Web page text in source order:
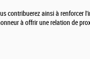
contribuerez ainsi à renforcer
à offrir une relation de